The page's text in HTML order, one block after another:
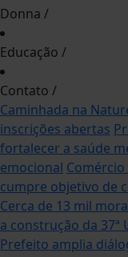
Donna /
Educação /
Contato /
Caminhada na
inscrições abertas
fortalecer a saúde
emocional
cumpre objetivo de
Cerca de 13 mil
a construção da 37ª
Prefeito amplia